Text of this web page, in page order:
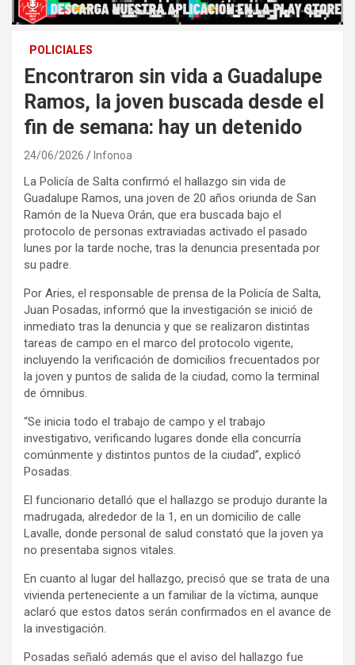
POLICIALES
Encontraron sin vida a Guadalupe
Ramos, la joven buscada desde el
fin de semana: hay un detenido
24/06/2026 Infonoa
La Policía de Salta confirmó el hallazgo sin vida de
Guadalupe Ramos, una joven de 20 años oriunda de San
Ramón de la Nueva Orán, que era buscada bajo el
protocolo de personas extraviadas activado el pasado
lunes por la tarde noche, tras la denuncia presentada por
su padre.
Por Aries, el responsable de prensa de la Policía de Salta,
Juan Posadas, informó que la investigación se inició de
inmediato tras la denuncia y que se realizaron distintas
tareas de campo en el marco del protocolo vigente,
incluyendo la verificación de domicilios frecuentados por
la joven y puntos de salida de la ciudad, como la terminal
de ómnibus.
“Se inicia todo el trabajo de campo y el trabajo
investigativo, verificando lugares donde ella concurría
comúnmente y distintos puntos de la ciudad”, explicó
Posadas.
El funcionario detalló que el hallazgo se produjo durante la
madrugada, alrededor de la 1, en un domicilio de calle
Lavalle, donde personal de salud constató que la joven ya
no presentaba signos vitales.
En cuanto al lugar del hallazgo, precisó que se trata de una
vivienda perteneciente a un familiar de la víctima, aunque
aclaró que estos datos serán confirmados en el avance de
la investigación.
Posadas señaló además que el aviso del hallazgo fue